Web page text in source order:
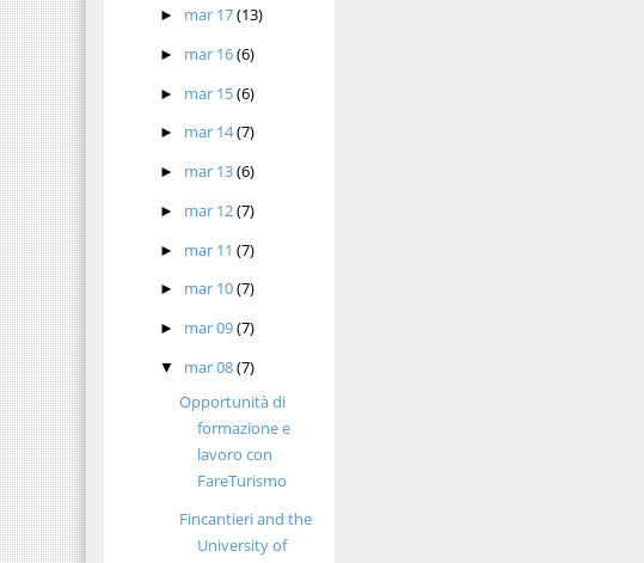
► mar 17(13)
► mar 16(6)
► mar 15(6)
► mar 14(7)
► mar 13(6)
► mar 12(7)
► mar 11(7)
► mar 10(7)
► mar 09(7)
▼ mar 08(7)
Opportunità di
formazione e
lavoro con
FareTurismo
Fincantieri and the
University of